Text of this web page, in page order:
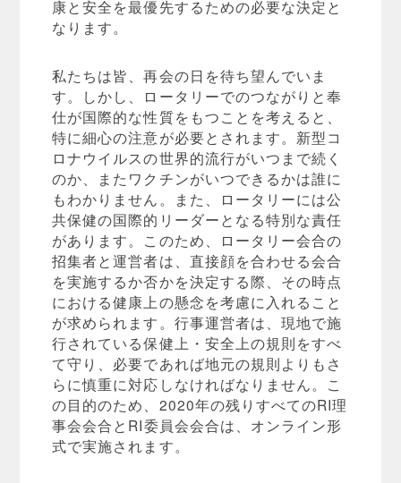
康と安全を最優先するための必要な決定と
なります。
私たちは皆、再会の日を待ち望んでいま
す。しかし、ロータリーでのつながりと奉
仕が国際的な性質をもつことを考えると、
特に細心の注意が必要とされます。新型コ
ロナウイルスの世界的流行がいつまで続く
のか、またワクチンがいつできるかは誰に
もわかりません。また、ロータリーには公
共保健の国際的リーダーとなる特別な責任
があります。このため、ロータリー会合の
招集者と運営者は、直接顔を合わせる会合
を実施するか否かを決定する際、その時点
における健康上の懸念を考慮に入れること
が求められます。行事運営者は、現地で施
行されている保健上・安全上の規則をすべ
て守り、必要であれば地元の規則よりもさ
らに慎重に対応しなければなりません。こ
の目的のため、2020年の残りすべてのRI理
事会会合とRI委員会会合は、オンライン形
式で実施されます。